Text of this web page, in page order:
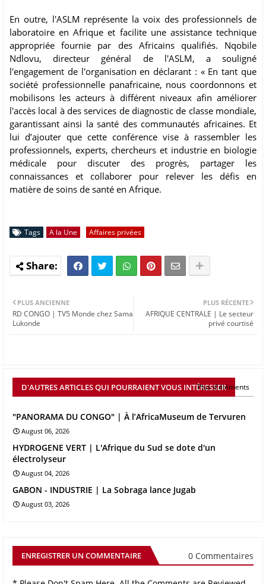
En outre, l'ASLM représente la voix des professionnels de
laboratoire en Afrique et facilite une assistance technique
appropriée fournie par des Africains qualifiés. Nqobile
Ndlovu, directeur général de l'ASLM, a souligné
l'engagement de l'organisation en déclarant : « En tant que
société professionnelle panafricaine, nous coordonnons et
mobilisons les acteurs à différent niveaux afin améliorer
l'accès local à des services de diagnostic de classe mondiale,
garantissant ainsi la santé des communautés africaines. Et
lui d’ajouter que cette conférence vise à rassembler les
professionnels, experts, chercheurs et industrie en biologie
médicale pour discuter des progrès, partager les
connaissances et collaborer pour relever les défis en
matière de soins de santé en Afrique.
Tags A la Une Affaires privées
PLUS RÉCENTE
AFRIQUE CENTRALE | Le secteur
privé courtisé
PLUS ANCIENNE
RD CONGO | TV5 Monde chez Sama
Lukonde
D'AUTRES ARTICLES QUI POURRAIENT VOUS INTÉRESSER
Plus d'éléments
"PANORAMA DU CONGO" | À l’AfricaMuseum de Tervuren
August 06, 2026
HYDROGENE VERT | L'Afrique du Sud se dote d'un
électrolyseur
August 04, 2026
GABON - INDUSTRIE | La Sobraga lance Jugab
August 03, 2026
ENREGISTRER UN COMMENTAIRE 0 Commentaires